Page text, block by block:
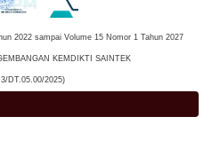
2022 sampai Volume 15 Nomor 1 Tahun 2027
KEMDIKTI SAINTEK
DT.05.00/2025)